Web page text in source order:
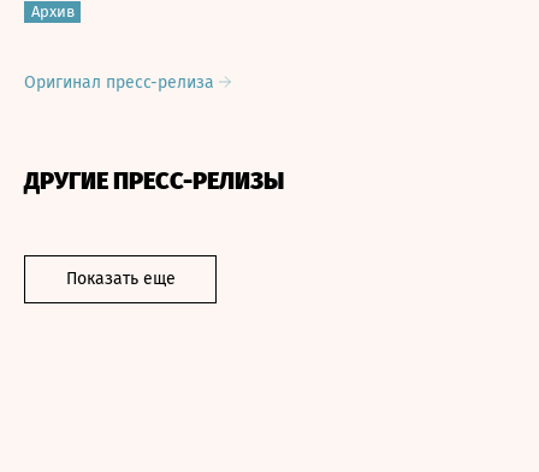
Архив
Оригинал пресс-релиза
ДРУГИЕ ПРЕСС-РЕЛИЗЫ
Показать еще